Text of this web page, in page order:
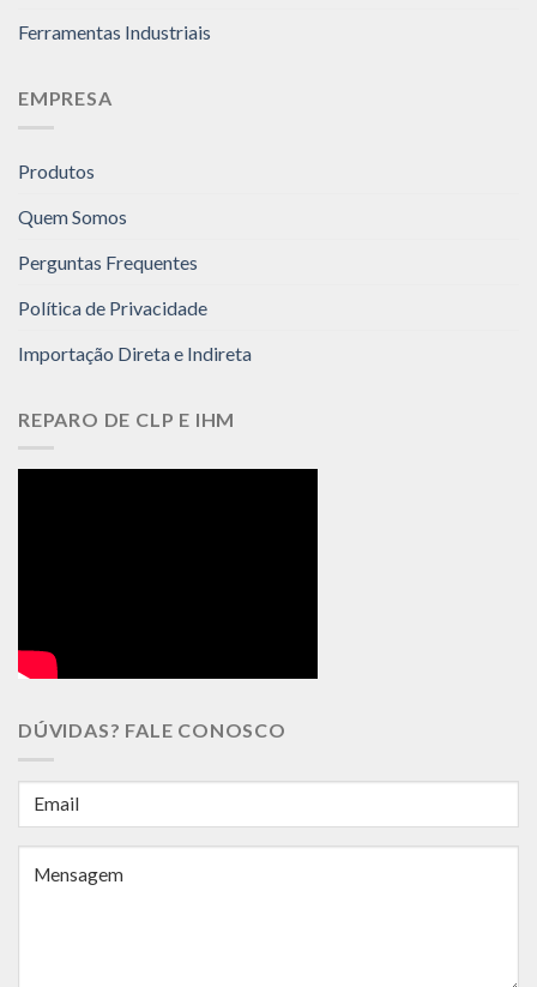
Ferramentas Industriais
EMPRESA
Produtos
Quem Somos
Perguntas Frequentes
Política de Privacidade
Importação Direta e Indireta
REPARO DE CLP E IHM
DÚVIDAS? FALE CONOSCO